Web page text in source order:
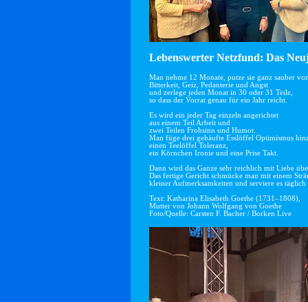
Lebenswerter Netzfund: Das
Man nehme 12 Monate, putze sie ganz sauber
Bitterkeit, Geiz, Pedanterie und Angst
und zerlege jeden Monat in 30 oder 31 Teile,
so dass der Vorrat genau für ein Jahr reicht.
Es wird ein jeder Tag einzeln angerichtet
aus einem Teil Arbeit und
zwei Teilen Frohsinn und Humor.
Man füge drei gehäufte Esslöffel Optimismus
einen Teelöffel Toleranz,
ein Körnchen Ironie und eine Prise Takt.
Dann wird das Ganze sehr reichlich mit Liebe
Das fertige Gericht schmücke man mit einem
kleiner Aufmerksamkeiten und serviere es
Text: Katharina Elisabeth Goethe (1731–1808),
Mutter von Johann Wolfgang von Goethe
Foto/Quelle: Carsten F. Bacher / Borken Live